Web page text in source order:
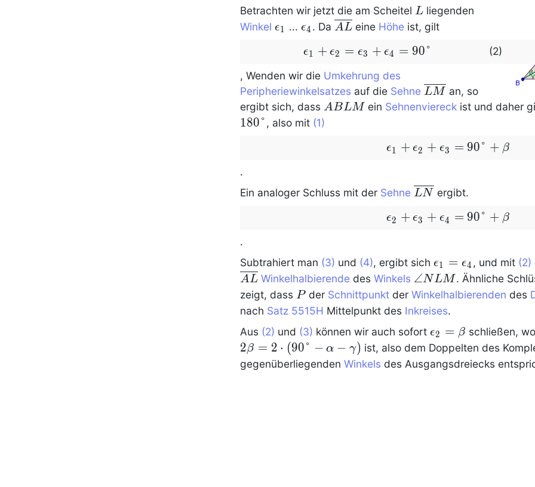
Betrachten wir jetzt die am Scheitel L
L liegenden
Winkel \epsilon_1
ϵ1 ... \epsilon_4
ϵ4 . Da \ovl
AL eine Höhe ist, gilt
ϵ1 + ϵ2 = ϵ3 + ϵ4 = 90°
(2)
, Wenden wir die Umkehrung des
Peripheriewinkelsatzes auf die Sehne \ovl{LM}
LM an, so
ergibt sich, dass ABLM
ABLM ein Sehnenviereck ist und daher
180° , also mit (1)
ϵ1 + ϵ2 + ϵ3 = 90° + β
.
Ein analoger Schluss mit der Sehne \ovl
}
LN ergibt.
ϵ2 + ϵ3 + ϵ4 = 90° + β
.
Subtrahiert man (3) und (4), ergibt sich ϵ1 = ϵ4 , und mit (2)
AL Winkelhalbierende des Winkels \angle
NLM
∠NLM . Ähnliche
zeigt, dass P
Pder Schnittpunktder Winkelhalbierenden des
nach Satz 5515H Mittelpunkt des Inkreises.
Aus (2) und (3) können wir auch sofort \epsilon_2=\beta
ϵ2 = β schließen,
2β = 2 ⋅ (90° − α − γ) ist, also dem Doppelten des
gegenüberliegenden Winkels des Ausgangsdreiecks